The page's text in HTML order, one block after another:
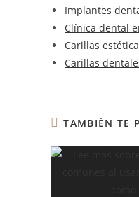
Implantes
Clínica dental
Carillas
Carillas
TAMBIÉN TE